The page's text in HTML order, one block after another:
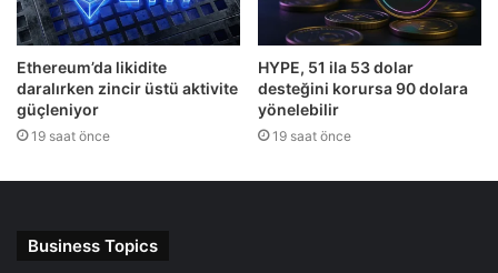
Ethereum’da likidite
daralırken zincir üstü aktivite
güçleniyor
19 saat önce
HYPE, 51 ila 53 dolar
desteğini korursa 90 dolara
yönelebilir
19 saat önce
Business Topics